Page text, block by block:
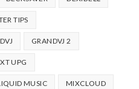
TIPS
GRANDVJ 2
UPG
MUSIC MIXCLOUD